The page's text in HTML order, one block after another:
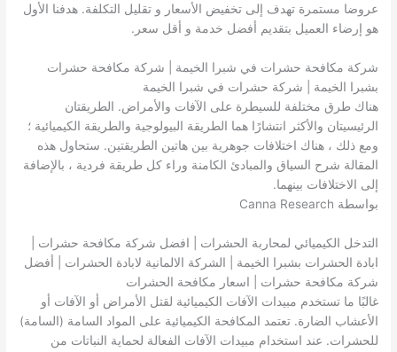
عروضا مستمرة تهدف إلى تخفيض الأسعار و تقليل التكلفة. هدفنا الأول
هو إرضاء العميل بتقديم أفضل خدمة و أقل سعر.
شركة مكافحة حشرات في شبرا الخيمة | شركة مكافحة حشرات
بشبرا الخيمة | شركة حشرات في شبرا الخيمة
هناك طرق مختلفة للسيطرة على الآفات والأمراض. الطريقتان
الرئيسيتان والأكثر انتشارًا هما الطريقة البيولوجية والطريقة الكيميائية ؛
ومع ذلك ، هناك اختلافات جوهرية بين هاتين الطريقتين. ستحاول هذه
المقالة شرح السياق والمبادئ الكامنة وراء كل طريقة فردية ، بالإضافة
إلى الاختلافات بينهما.
بواسطة Canna Research
التدخل الكيميائي لمحاربة الحشرات | افضل شركة مكافحة حشرات |
ابادة الحشرات بشبرا الخيمة | الشركة الالمانية لابادة الحشرات | أفضل
شركة مكافحة حشرات | اسعار مكافحة الحشرات
غالبًا ما تستخدم مبيدات الآفات الكيميائية لقتل الأمراض أو الآفات أو
الأعشاب الضارة. تعتمد المكافحة الكيميائية على المواد السامة (السامة)
للحشرات. عند استخدام مبيدات الآفات الفعالة لحماية النباتات من